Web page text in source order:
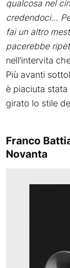
qualcosa nel
credendoci…
fai un altro
pacerebbe
nell’intervita
Più avanti
è piaciuta
girato lo stile
Franco
Novanta